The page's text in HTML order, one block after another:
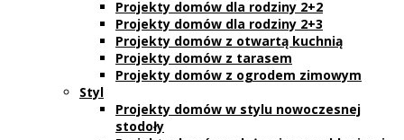
Projekty domów dla rodziny 2+2
Projekty domów dla rodziny 2+3
Projekty domów z otwartą kuchnią
Projekty domów z tarasem
Projekty domów z ogrodem zimowym
Styl
Projekty domów w stylu nowoczesnej
stodoły